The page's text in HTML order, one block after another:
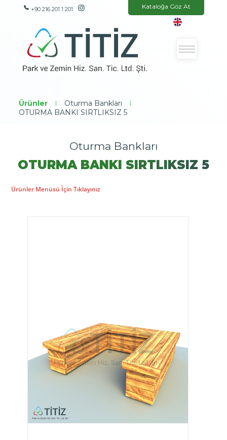
+90 216 201 1 201 Kataloğa Göz At
Ürünler | Oturma Bankları |
OTURMA BANKI SIRTLIKSIZ 5
Oturma Bankları
OTURMA BANKI SIRTLIKSIZ 5
Ürünler Menüsü İçin Tıklayınız